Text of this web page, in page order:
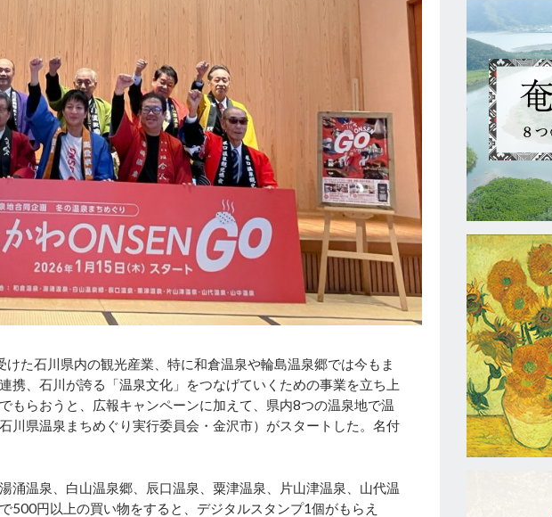
た石川県内の観光産業、特に和倉温泉や輪島温泉郷では今もま
携、石川が誇る「温泉文化」をつなげていくための事業を立ち上
もらおうと、広報キャンペーンに加えて、県内8つの温泉地で温
川県温泉まちめぐり実行委員会・金沢市）がスタートした。名付
温泉、白山温泉郷、辰口温泉、粟津温泉、片山津温泉、山代温
500円以上の買い物をすると、デジタルスタンプ1個がもらえ